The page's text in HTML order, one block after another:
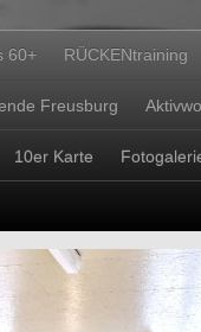
60+ RÜCKENtraining
Freusburg
10er Karte